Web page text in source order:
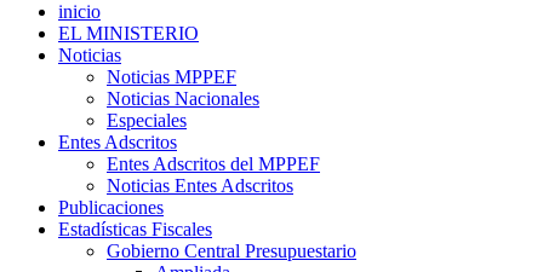
inicio
EL MINISTERIO
Noticias
Noticias MPPEF
Noticias Nacionales
Especiales
Entes Adscritos
Entes Adscritos del MPPEF
Noticias Entes Adscritos
Publicaciones
Estadísticas Fiscales
Gobierno Central Presupuestario